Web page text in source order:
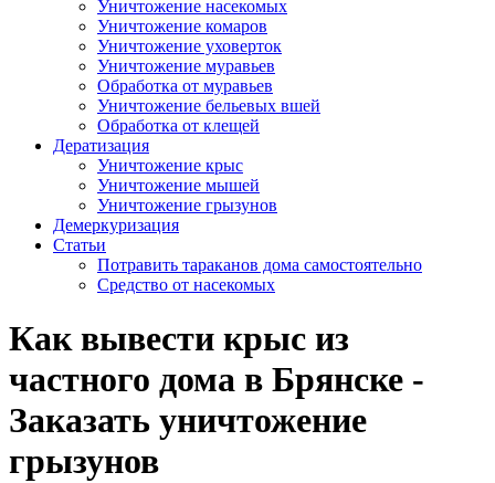
Уничтожение насекомых
Уничтожение комаров
Уничтожение уховерток
Уничтожение муравьев
Обработка от муравьев
Уничтожение бельевых вшей
Обработка от клещей
Дератизация
Уничтожение крыс
Уничтожение мышей
Уничтожение грызунов
Демеркуризация
Статьи
Потравить тараканов дома самостоятельно
Средство от насекомых
Как вывести крыс из
частного дома в Брянске -
Заказать уничтожение
грызунов